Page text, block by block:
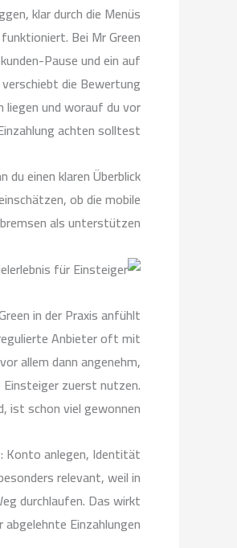
klar durch die Menüs
Bei Mr Green
Pause und ein auf
die Bewertung
liegen und worauf du vor
achten solltest.
einen klaren Überblick
ob die mobile
als unterstützen.
in der Praxis anfühlt
Anbieter oft mit
allem dann angenehm,
zuerst nutzen.
ist schon viel gewonnen.
Konto anlegen, Identität
relevant, weil in
durchlaufen. Das wirkt
Einzahlungen.